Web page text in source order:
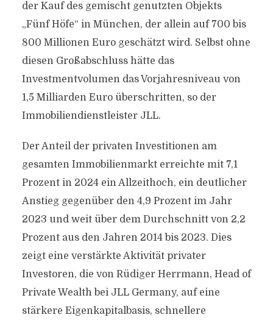
der Kauf des gemischt genutzten Objekts
„Fünf Höfe“ in München, der allein auf 700 bis
800 Millionen Euro geschätzt wird. Selbst ohne
diesen Großabschluss hätte das
Investmentvolumen das Vorjahresniveau von
1,5 Milliarden Euro überschritten, so der
Immobiliendienstleister JLL.
Der Anteil der privaten Investitionen am
gesamten Immobilienmarkt erreichte mit 7,1
Prozent in 2024 ein Allzeithoch, ein deutlicher
Anstieg gegenüber den 4,9 Prozent im Jahr
2023 und weit über dem Durchschnitt von 2,2
Prozent aus den Jahren 2014 bis 2023. Dies
zeigt eine verstärkte Aktivität privater
Investoren, die von Rüdiger Herrmann, Head of
Private Wealth bei JLL Germany, auf eine
stärkere Eigenkapitalbasis, schnellere